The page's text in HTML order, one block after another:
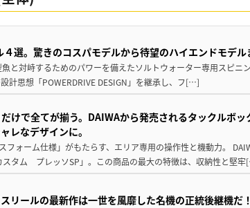
選。驚きのコスパモデルから待望のハイエンドモデル
魚と対峙するためのパワーを備えたソルトウォーター専用スピニ
計思想「POWERDRIVE DESIGN」を継承し、フ[…]
けで全てが揃う。DAIWAから発売されるタックルボッ
レなデザインに。
フォーム仕様」がもたらす、エリア専用の操作性と機動力。
スタム プレッソSP」。この商品の最大の特徴は、収納性と堅
リールの最新作は一世を風靡した名機の正統後継機だ！